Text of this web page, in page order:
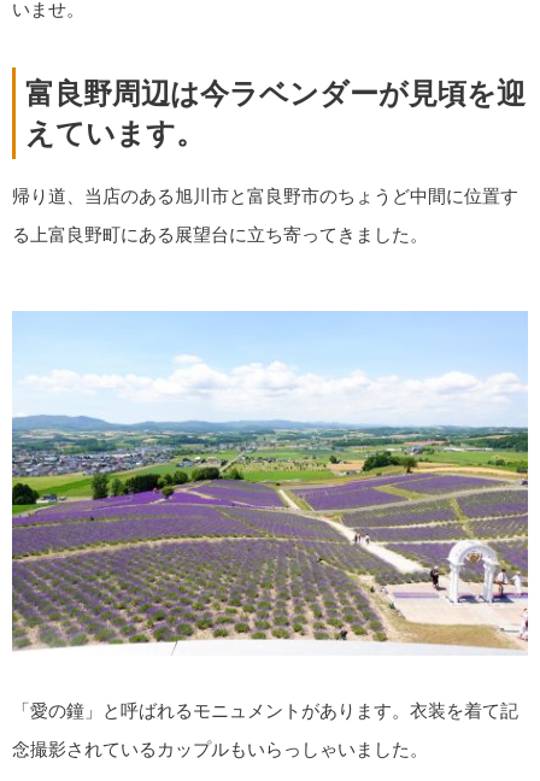
いませ。
富良野周辺は今ラベンダーが見頃を迎
えています。
帰り道、当店のある旭川市と富良野市のちょうど中間に位置す
る上富良野町にある展望台に立ち寄ってきました。
「愛の鐘」と呼ばれるモニュメントがあります。衣装を着て記
念撮影されているカップルもいらっしゃいました。